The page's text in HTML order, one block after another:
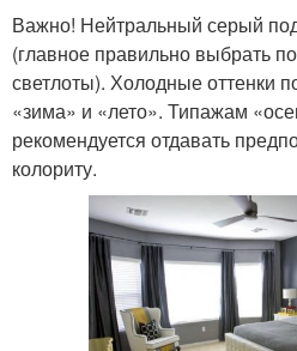
Важно! Нейтральный серый
(главное правильно выбрать
светлоты). Холодные оттенки
«зима» и «лето». Типажам
рекомендуется отдавать
колориту.